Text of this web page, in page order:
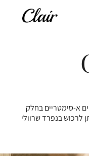
א-סימטריים בחלק
לרכוש בנפרד שרוולי